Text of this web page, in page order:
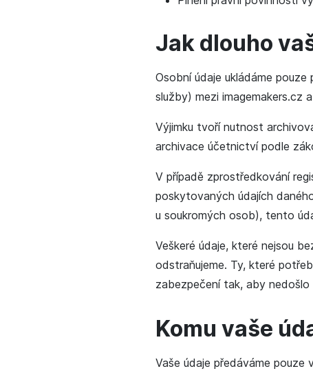
Jak dlouho
Osobní údaje ukládáme
služby) mezi imagemakers.cz
Výjimku tvoří nutnost
archivace účetnictví podle
V případě zprostředkování
poskytovaných údajích
u soukromých osob), tento
Veškeré údaje, které nejsou
odstraňujeme. Ty, které
zabezpečení tak, aby nedošlo
Komu vaše
Vaše údaje předáváme pouze